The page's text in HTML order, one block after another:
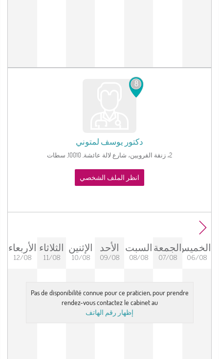
8
دكتور يوسف لمتوني
2، زنقة القرويين، شارع لالة عائشة, 10010, سطات‎
انظر الملف الشخصي
الخميس
06/08
الجمعة
07/08
السبت
08/08
الأحد
09/08
الإثنين
10/08
الثلاثاء
11/08
الأربعاء
12/08
Pas de disponibilité connue pour ce praticien, pour prendre
rendez-vous contactez le cabinet au
إظهار رقم الهاتف